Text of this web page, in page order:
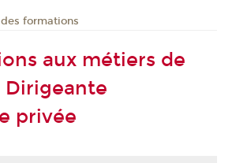
formations
aux métiers de
privée